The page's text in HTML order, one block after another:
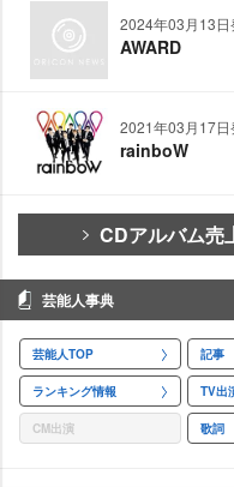
2024年03月13日
AWARD
2021年03月17日
rainboW
CDアルバム売
芸能人事典
芸能人TOP 記事
ランキング情報 TV出
CM出演 歌詞